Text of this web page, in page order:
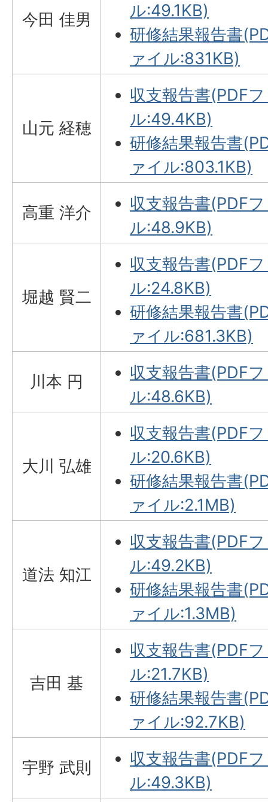
今田 佳男
ル:49.1KB)
研修結果報告書
ァイル:831KB)
山元 経穂
収支報告書(PDF
ル:49.4KB)
研修結果報告書
ァイル:803.1KB)
高重 洋介
収支報告書(PDF
ル:48.9KB)
堀越 賢二
収支報告書(PDF
ル:24.8KB)
研修結果報告書
ァイル:681.3KB)
川本 円
収支報告書(PDF
ル:48.6KB)
大川 弘雄
収支報告書(PDF
ル:20.6KB)
研修結果報告書
ァイル:2.1MB)
道法 知江
収支報告書(PDF
ル:49.2KB)
研修結果報告書
ァイル:1.3MB)
吉田 基
収支報告書(PDF
ル:21.7KB)
研修結果報告書
ァイル:92.7KB)
宇野 武則
収支報告書(PDF
ル:49.3KB)